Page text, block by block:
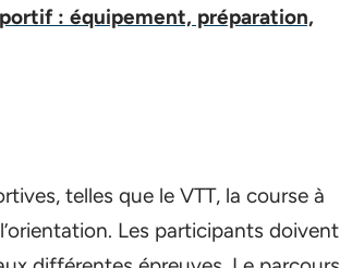
: équipement, préparation,
telles que le VTT, la course à
Les participants doivent